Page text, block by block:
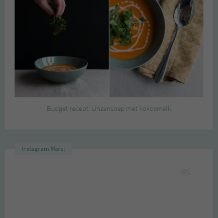
Budget recept: Linzensoep met kokosmelk
Instagram Merel